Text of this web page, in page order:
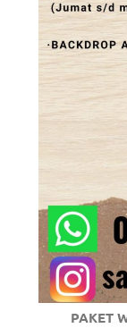
the
facts
https://
https://
check
this
link
right
PAKET